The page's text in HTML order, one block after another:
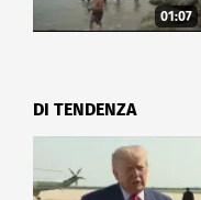
01:07
DI TENDENZA